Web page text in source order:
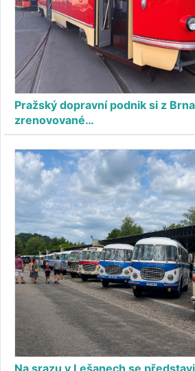
Pražský dopravní podnik si z
zrenovované…